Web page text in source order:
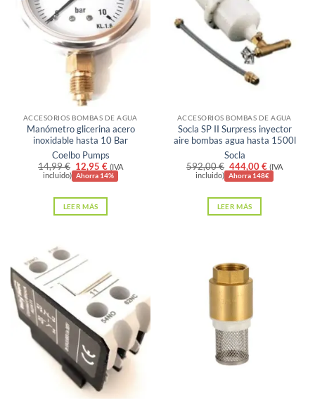
Sin existencias
ACCESORIOS BOMBAS DE AGUA
Manómetro glicerina acero
inoxidable hasta 10 Bar
Coelbo Pumps
14,99€ El
precio
era:
14,99 €.
12,95 €El
precio
es:
(IVA
incluido) Ahorra 14%
LEER MÁS
ACCESORIOS BOMBAS DE AGUA
Socla SP II Surpress inyector
aire bombas agua hasta 1500l
Socla
592,00€ El
precio
era:
592,00 €.
444,00€El
precio
(IVA
incluido) Ahorra 148€
LEER MÁS
Sin existencias